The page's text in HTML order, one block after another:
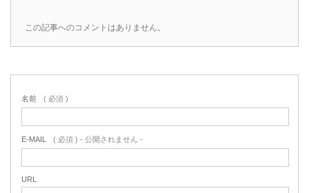
この記事へのコメントはありません。
名前 ( 必須 )
E-MAIL ( 必須 ) - 公開されません -
URL